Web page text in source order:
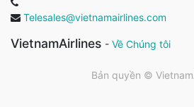
Telesales@vietnamairlines.com
VietnamAirlines - Về Chúng tôi
Bản quyền ©